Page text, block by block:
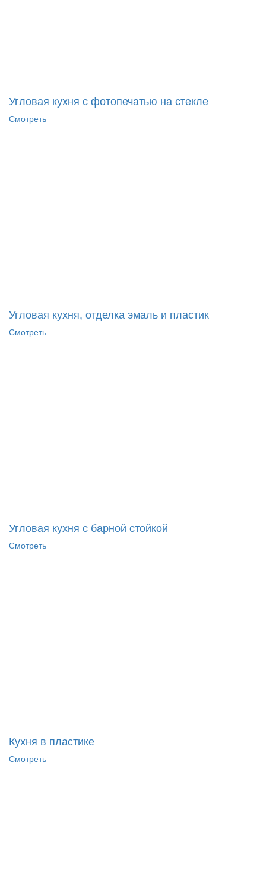
Угловая кухня с фотопечатью на стекле
Смотреть
Угловая кухня, отделка эмаль и пластик
Смотреть
Угловая кухня с барной стойкой
Смотреть
Кухня в пластике
Смотреть